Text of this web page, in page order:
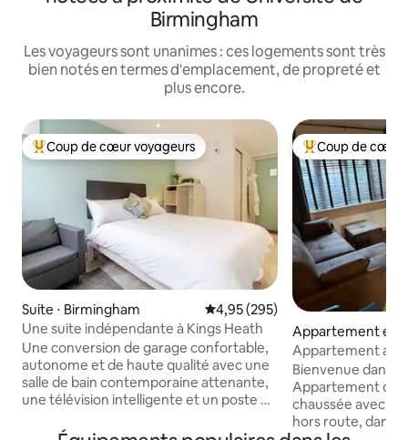
Birmingham
Les voyageurs sont unanimes : ces logements sont très
bien notés en termes d'emplacement, de propreté et
plus encore.
Coups de cœur voyageurs les plus appréciés
Coup de cœur voyageurs
Suite ⋅ Birmingham Évaluation moyenne sur la
4,95 (295)
Une suite indépendante à Kings Heath
Une conversion de garage confortable,
autonome et de haute qualité avec une
salle de bain contemporaine attenante,
une télévision intelligente et un poste de
professionnel ou un couple en visite
Coups de cœur
Coup de cœur
Appartement en
⋅ West Midlands
Appartement au
's Rest » avec
Bienvenue dans
Appartement
chaussée avec
hors route, dans